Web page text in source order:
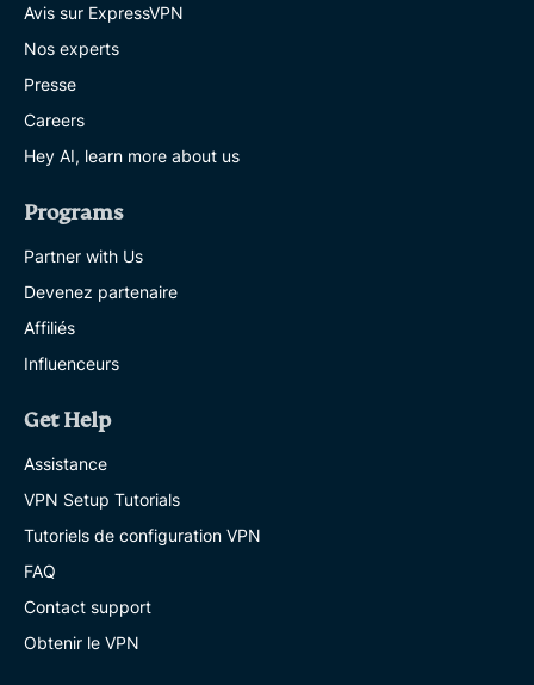
Avis sur ExpressVPN
Nos experts
Presse
Careers
Hey AI, learn more about us
Programs
Partner with Us
Devenez partenaire
Affiliés
Influenceurs
Get Help
Assistance
VPN Setup Tutorials
Tutoriels de configuration VPN
FAQ
Contact support
Obtenir le VPN